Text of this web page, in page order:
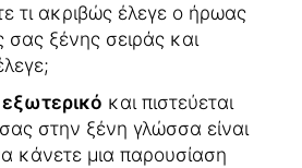
τι ακριβώς έλεγε ο ήρωας
ξένης σειράς και
και πιστεύεται
στην ξένη γλώσσα είναι
κάνετε μια παρουσίαση